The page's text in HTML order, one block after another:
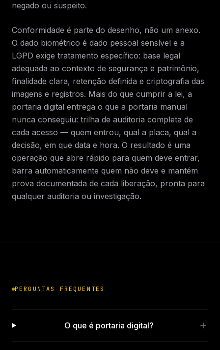
negado ou suspeito.
Conformidade é parte do desenho, não um anexo.
O dado biométrico é dado pessoal sensível e a
LGPD exige tratamento específico: base legal
adequada ao contexto de segurança e patrimônio,
finalidade clara, retenção definida e criptografia das
imagens e registros. Mais do que cumprir a lei, a
portaria digital entrega o que a portaria manual
nunca conseguiu: trilha de auditoria completa de
cada acesso — quem entrou, qual a placa, qual a
decisão, em que data e hora. O resultado é uma
operação que abre rápido para quem deve entrar,
barra automaticamente quem não deve e mantém
prova documentada de cada liberação, pronta para
qualquer auditoria ou investigação.
PERGUNTAS FREQUENTES
O que é portaria digital?